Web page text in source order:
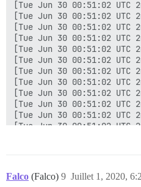
Falco (Falco) Juillet 1, 2020,
9